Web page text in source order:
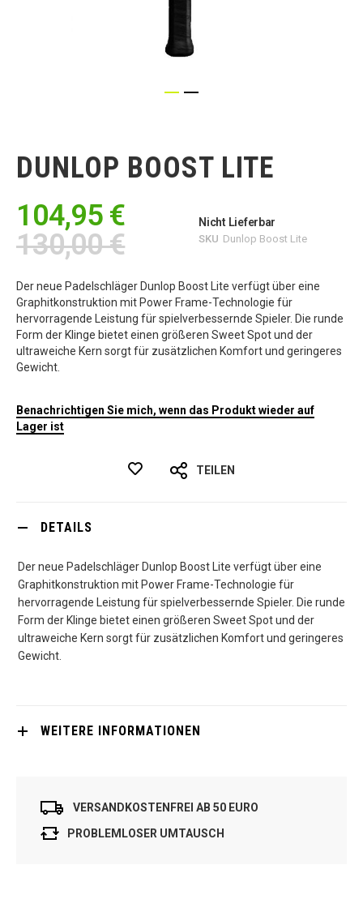
Bildgalerie
springen
DUNLOP BOOST LITE
104,95 €
130,00 €
Nicht Lieferbar
SKU Dunlop Boost Lite
Der neue Padelschläger Dunlop Boost Lite verfügt über eine
Graphitkonstruktion mit Power Frame-Technologie für
hervorragende Leistung für spielverbessernde Spieler. Die runde
Form der Klinge bietet einen größeren Sweet Spot und der
ultraweiche Kern sorgt für zusätzlichen Komfort und geringeres
Gewicht.
Benachrichtigen Sie mich, wenn das Produkt wieder auf
Lager ist
TEILEN
DETAILS
Der neue Padelschläger Dunlop Boost Lite verfügt über eine
Graphitkonstruktion mit Power Frame-Technologie für
hervorragende Leistung für spielverbessernde Spieler. Die runde
Form der Klinge bietet einen größeren Sweet Spot und der
ultraweiche Kern sorgt für zusätzlichen Komfort und geringeres
Gewicht.
WEITERE INFORMATIONEN
VERSANDKOSTENFREI AB 50 EURO
PROBLEMLOSER UMTAUSCH